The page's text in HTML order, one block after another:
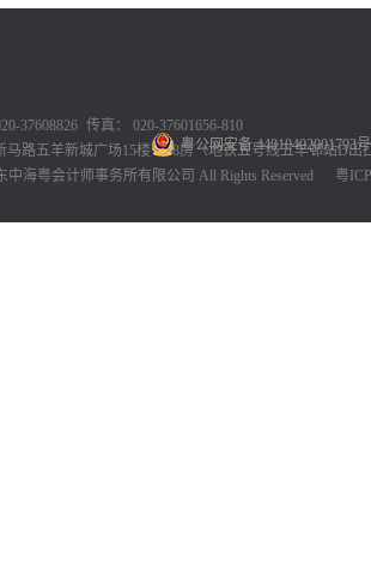
37608826 传真： 020-37601656-810
路五羊新城广场15楼1518房（地铁五号线五羊邨站D出
中海粤会计师事务所有限公司 All Rights Reserved
粤ICP
粤公网安备 44010402001793号